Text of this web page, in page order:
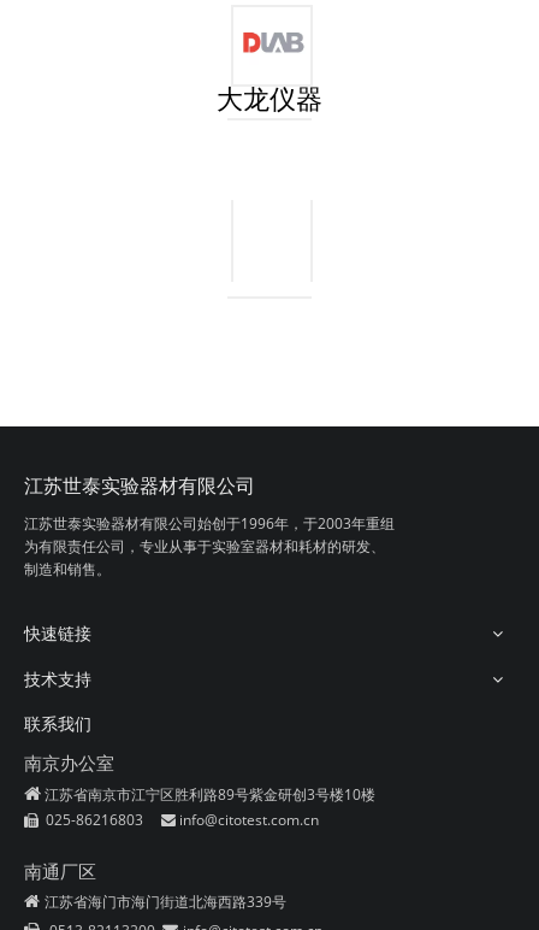
坩埚钳
大龙仪器
江苏世泰实验器材有限公司
江苏世泰实验器材有限公司始创于1996年， 于2003年重组
为有限责任公司，专业从事于实验室器材和耗材的研发、
制造和销售。
快速链接
技术支持
联系我们
南京办公室
 江苏省南京市江宁区胜利路89号紫金研创3号楼10楼
 025-86216803  info@citotest.com.cn
南通厂区
 江苏省海门市海门街道北海西路339号